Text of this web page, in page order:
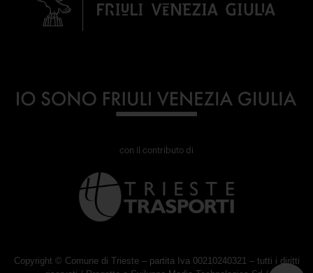
con il contributo di
Copyright © Comune di Trieste – partita Iva 00210240321 – tutti i diritti